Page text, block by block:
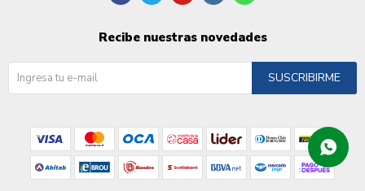
Recibe nuestras novedades
SUSCRIBIRME